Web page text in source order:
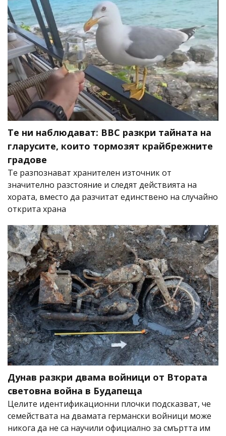
Те ни наблюдават: BBC разкри тайната на
гларусите, които тормозят крайбрежните
градове
Те разпознават хранителен източник от
значително разстояние и следят действията на
хората, вместо да разчитат единствено на случайно
открита храна
Дунав разкри двама войници от Втората
световна война в Будапеща
Целите идентификационни плочки подсказват, че
семействата на двамата германски войници може
никога да не са научили официално за смъртта им